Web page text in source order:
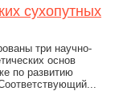
сухопутных
три научно-
основ
по развитию